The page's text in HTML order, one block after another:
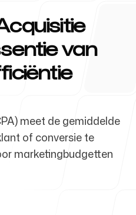
van
meet de gemiddelde
of conversie te
marketingbudgetten